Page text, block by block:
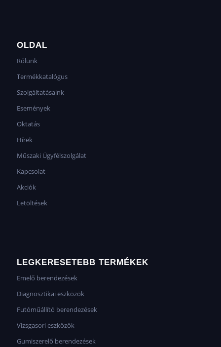
OLDAL
Rólunk
Termékkatalógus
Szolgáltatásaink
Események
Oktatás
Hírek
Műszaki Ügyfélszolgálat
Kapcsolat
Akciók
Letöltések
LEGKERESETEBB TERMÉKEK
Emelő berendezések
Diagnosztikai eszközök
Futóműállító berendezések
Vizsgasori eszközök
Gumiszerelő berendezések